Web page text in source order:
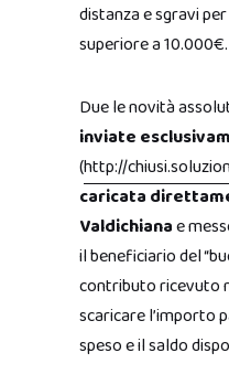
distanza e sgravi
superiore a 10.000€.
Due le novità
inviate
(http://
caricata
Valdichianae
il beneficiario del
contributo ricevuto
scaricare l’importo
speso e il saldo